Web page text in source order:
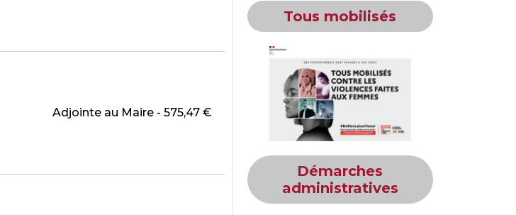
Adjointe au Maire - 575,47 €
Tous mobilisés
Démarches
administratives